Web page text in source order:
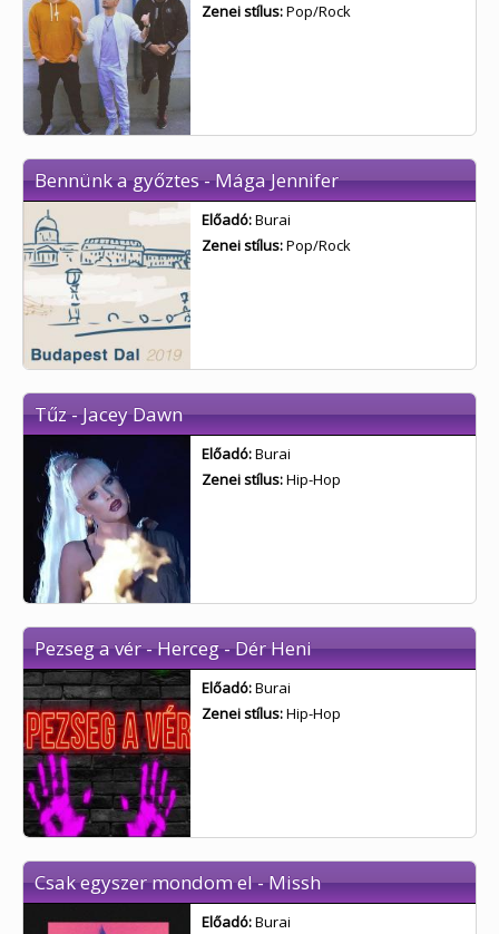
Zenei stílus:Pop/Rock
Bennünk a győztes - Mága Jennifer
Előadó:Burai
Zenei stílus:Pop/Rock
Tűz - Jacey Dawn
Előadó:Burai
Zenei stílus:Hip-Hop
Pezseg a vér - Herceg - Dér Heni
Előadó:Burai
Zenei stílus:Hip-Hop
Csak egyszer mondom el - Missh
Előadó:Burai